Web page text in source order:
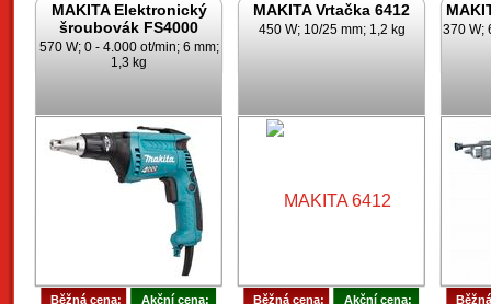
MAKITA Elektronický
šroubovák FS4000
570 W; 0 - 4.000 ot/min; 6 mm;
1,3 kg
Běžná cena: Akční cena:
MAKITA Vrtačka 6412
450 W; 10/25 mm; 1,2 kg
Běžná cena: Akční cena:
370 W;